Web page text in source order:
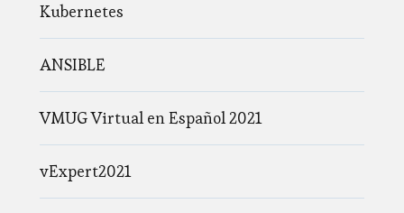
Kubernetes
ANSIBLE
VMUG Virtual en Español 2021
vExpert2021